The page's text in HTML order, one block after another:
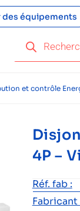
des équipements
et contrôle
4P –
Réf. fab :
Fabricant